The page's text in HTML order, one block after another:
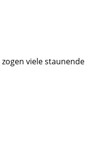
zogen viele